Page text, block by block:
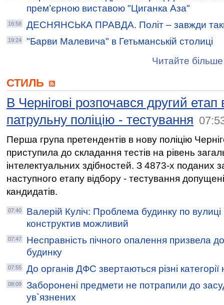
прем’єрною виставою "Циганка Аза"
16:58 ДЕСНЯНСЬКА ПРАВДА. Політ – завжди
19:24
"Барви Малевича" в Гетьманській столиці
Читайте більше
СТИЛЬ
В Чернігові розпочався другий етап
патрульну поліцію - тестування
Перша група претендентів в нову поліцію
приступила до складання тестів на рівень
інтелектуальних здібностей. З 4873-х поданих
наступного етапу відбору - тестування
кандидатів.
07:40
Валерій Куліч: Проблема будинку по
конструктив можливий
07:47
Несправність пічного опалення призвела
будинку
07:55 До органів ДФС звертаються різні
08:09
Заборонені предмети не потрапили до
ув`язнених